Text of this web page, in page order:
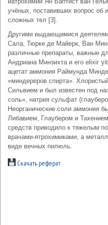
учёных, поставивших вопрос об
сложных тел [3].
Другими выдающимися
Сала, Тюрке де Майерк, Ван
различные препараты, важные
Андриана Минзихта и его еliхiг
ацетат аммония Раймунда
«миндереров спирта».
Сильвием и был известен под
соль», натрия сульфат
Неорганические соли аммония
Либавием, Глаубером и
средств приводило к тяжелым
врачами-ятрохимиками, а
виде вечных пилюль.
Скачать реферат